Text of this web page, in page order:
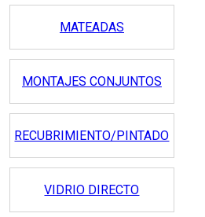
MATEADAS
MONTAJES CONJUNTOS
RECUBRIMIENTO/PINTADO
VIDRIO DIRECTO